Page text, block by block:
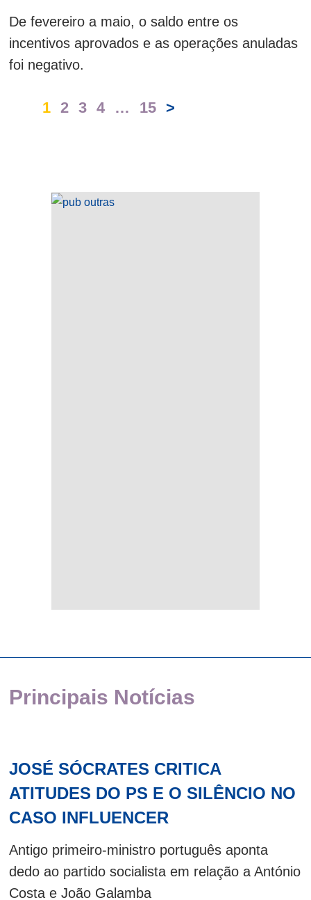
De fevereiro a maio, o saldo entre os
incentivos aprovados e as operações anuladas
foi negativo.
1 2 3 4 … 15 >
Principais Notícias
JOSÉ SÓCRATES CRITICA
ATITUDES DO PS E O SILÊNCIO NO
CASO INFLUENCER
Antigo primeiro-ministro português aponta
dedo ao partido socialista em relação a António
Costa e João Galamba